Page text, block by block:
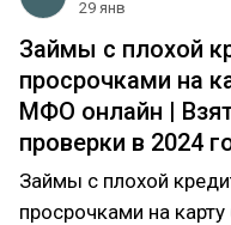
29 янв
Займы с плохой
просрочками на
МФО онлайн |
проверки в 2024
Займы с плохой
просрочками на